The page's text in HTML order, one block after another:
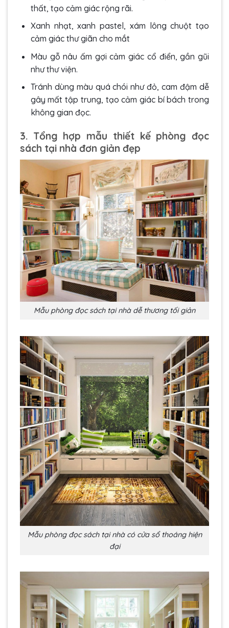
thất, tạo cảm giác rộng rãi.
Xanh nhạt, xanh pastel, xám lông chuột tạo
cảm giác thư giãn cho mắt
Màu gỗ nâu ấm gợi cảm giác cổ điển, gần gũi
như thư viện.
Tránh dùng màu quá chói như đỏ, cam đậm dễ
gây mất tập trung, tạo cảm giác bí bách trong
không gian đọc.
3. Tổng hợp mẫu thiết kế phòng đọc
sách tại nhà đơn giản đẹp
Mẫu phòng đọc sách tại nhà dễ thương tối giản
Mẫu phòng đọc sách tại nhà có cửa sổ thoáng hiện
đại